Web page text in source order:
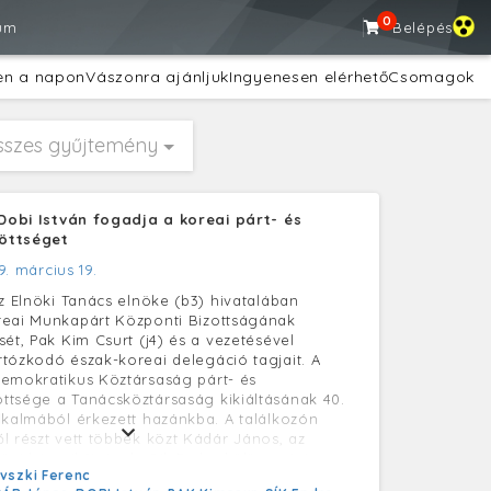
0Belépés
a naponVászonra ajánljukIngyenesen elérhetőCsomagok
gyűjtemény
István fogadja a koreai párt- és
március 19.
Elnöki Tanács elnöke (b3) hivatalában
Munkapárt Központi Bizottságának
Pak Kim Csurt (j4) és a vezetésével
észak-koreai delegáció tagjait. A
Köztársaság párt- és
a Tanácsköztársaság kikiáltásának 40.
érkezett hazánkba. A találkozón
részt vett többek közt Kádár János, az
Ferenc